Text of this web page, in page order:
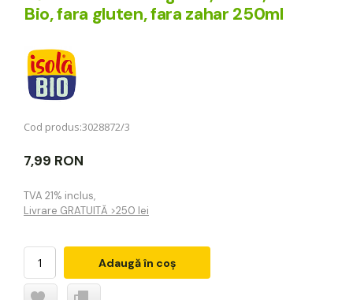
Bio, fara gluten, fara zahar 250ml
Cod produs:3028872/3
7,99 RON
TVA 21% inclus,
Livrare GRATUITĂ >250 lei
Adaugă în coș